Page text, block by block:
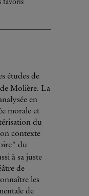
favoris
études de
de Molière. La
en
morale et
du
contexte
du
à sa juste
de
les
de